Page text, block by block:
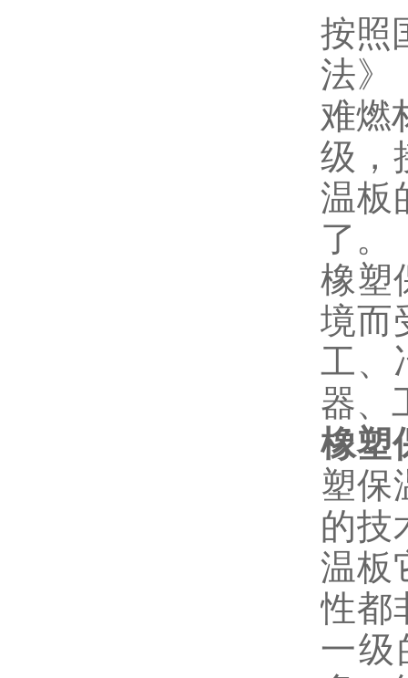
按照
法》
难燃
级，
温板
了。
橡塑
境而
工、
器、
橡塑
塑保
的技
温板
性都
一级